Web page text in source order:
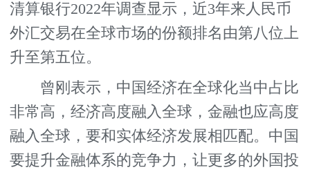
清算银行2022年调查显示，近3年来人民币
外汇交易在全球市场的份额排名由第八位上
升至第五位。
曾刚表示，中国经济在全球化当中占比
非常高，经济高度融入全球，金融也应高度
融入全球，要和实体经济发展相匹配。中国
要提升金融体系的竞争力，让更多的外国投